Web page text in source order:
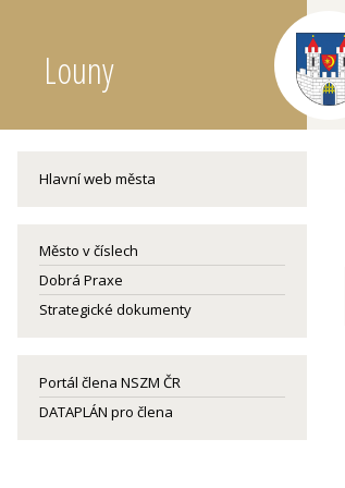
Louny
Hlavní web města
Město v číslech
Dobrá Praxe
Strategické dokumenty
Portál člena NSZM ČR
DATAPLÁN pro člena